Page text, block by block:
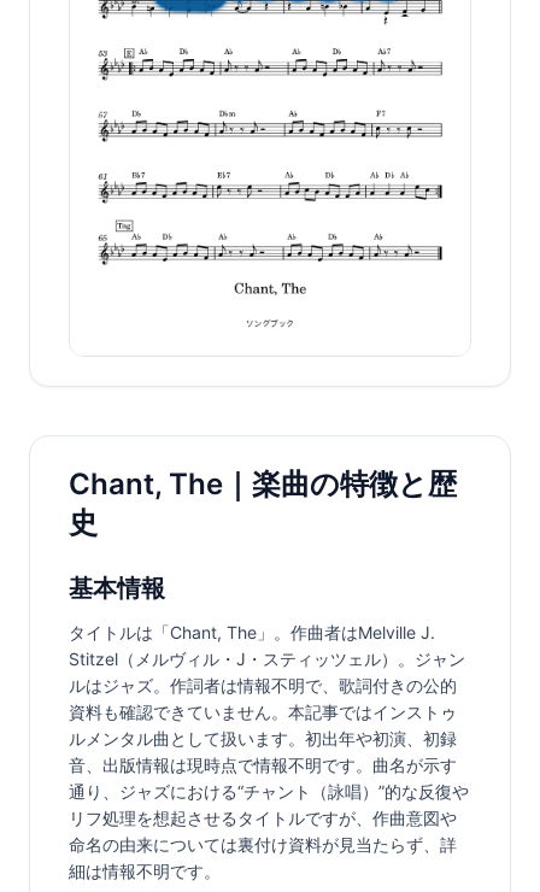
Chant, The｜楽曲の特徴と歴
史
基本情報
タイトルは「Chant, The」。作曲者はMelville J.
Stitzel（メルヴィル・J・スティッツェル）。ジャン
ルはジャズ。作詞者は情報不明で、歌詞付きの公的
資料も確認できていません。本記事ではインストゥ
ルメンタル曲として扱います。初出年や初演、初録
音、出版情報は現時点で情報不明です。曲名が示す
通り、ジャズにおける“チャント（詠唱）”的な反復や
リフ処理を想起させるタイトルですが、作曲意図や
命名の由来については裏付け資料が見当たらず、詳
細は情報不明です。